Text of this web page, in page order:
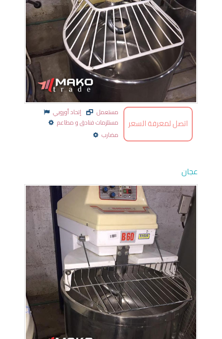
اتصل لمعرفة السعر
مستعمل
إتحاد أوروبي
مستلزمات فنادق و مطاعم
مضارب
عجان